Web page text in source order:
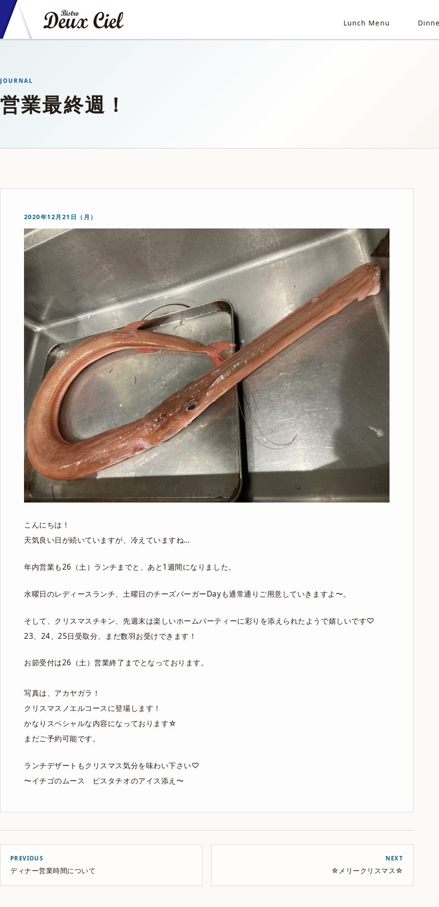
Lunch Menu
JOURNAL
営業最終週！
2020年12月21日（月）
こんにちは！
天気良い日が続いていますが、冷えていますね…
年内営業も26（土）ランチまでと、あと1週間になりました。
水曜日のレディースランチ、土曜日のチーズバーガーDayも通常通りご用意していきますよ〜。
そして、クリスマスチキン、先週末は楽しいホームパーティーに彩りを添えられたようで嬉しいです♡
23、24、25日受取分、まだ数羽お受けできます！
お節受付は26（土）営業終了までとなっております。
写真は、アカヤガラ！
クリスマスノエルコースに登場します！
かなりスペシャルな内容になっております☆
まだご予約可能です。
ランチデザートもクリスマス気分を味わい下さい♡
〜イチゴのムース ピスタチオのアイス添え〜
PREVIOUS
ディナー営業時間について
NEXT
☆メリークリスマス☆